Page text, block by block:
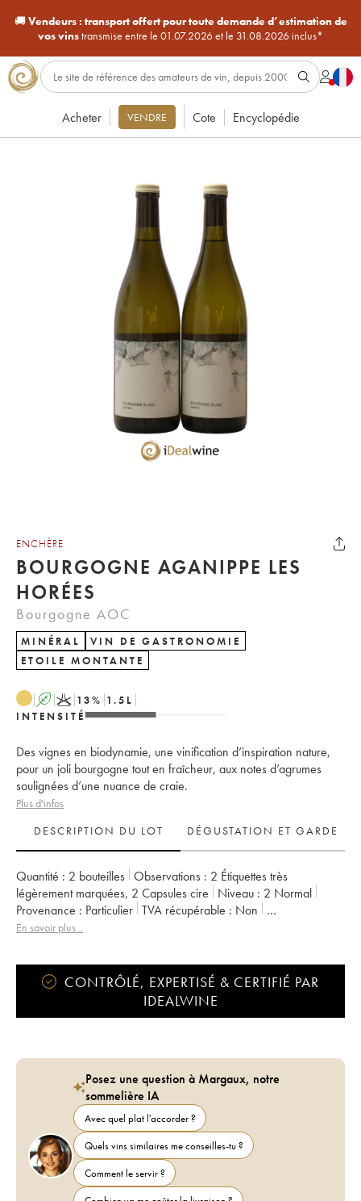
🚚Vendeurs : transport offert pour toute demande d’estimation de
vos vinstransmise entre le 01.07.2026 et le 31.08.2026 inclus*
Acheter VENDRE Cote Encyclopédie
ENCHÈRE
BOURGOGNE AGANIPPE LES
HORÉES
Bourgogne AOC
MINÉRAL
VIN DE GASTRONOMIE
ETOILE MONTANTE
A K 13% 1.5 L
INTENSITÉ
Des vignes en biodynamie, une vinification d’inspiration nature,
pour un joli bourgogne tout en fraîcheur, aux notes d’agrumes
soulignées d’une nuance de craie.
Plus d'infos
DESCRIPTION DU LOT
DÉGUSTATION ET GARDE
Quantité : 2 bouteilles Observations : 2 Étiquettes très
légèrement marquées, 2 Capsules cire Niveau : 2 Normal
Provenance : particulier TVA récupérable :
non
Région :
Bourgogne
En savoir plus...
CONTRÔLÉ, EXPERTISÉ & CERTIFIÉ PAR
IDEALWINE
Posez une question à Margaux, notre
sommelière IA
Avec quel plat l'accorder ?
Quels vins similaires me conseilles-tu ?
Comment le servir ?